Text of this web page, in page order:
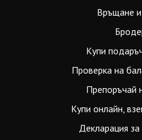
Връщане
Купи
Проверка на
Препоръчай
Купи онлайн,
Декларация